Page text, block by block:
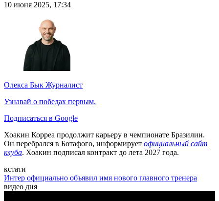
10 июня 2025, 17:34
Олекса Бык Журналист
Узнавай о победах первым.
Подписаться в Google
Хоакин Корреа продолжит карьеру в чемпионате Бразилии.
Он перебрался в Ботафого, информирует официальный сайт
клуба. Хоакин подписал контракт до лета 2027 года.
кстати
Интер официально объявил имя нового главного тренера
видео дня